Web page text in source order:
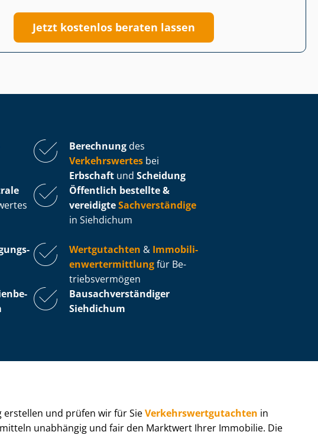
Jetzt kostenlos beraten lassen
Berechnung des
Verkehrswertes bei
Erbschaft und Scheidung
Öffentlich bestellte &
vereidigteSachverständige
in Siehdichum
Wertgutachten & Im­mo­bi­li­
en­wert­ermitt­lungfür Be­
triebs­ver­mö­gen
Bau­sach­ver­stän­di­ger
Siehdichum
und prüfen wir für SieVer­kehrs­wert­gut­ach­ten in
unabhängig und fair den Marktwert Ihrer Immobilie. Die